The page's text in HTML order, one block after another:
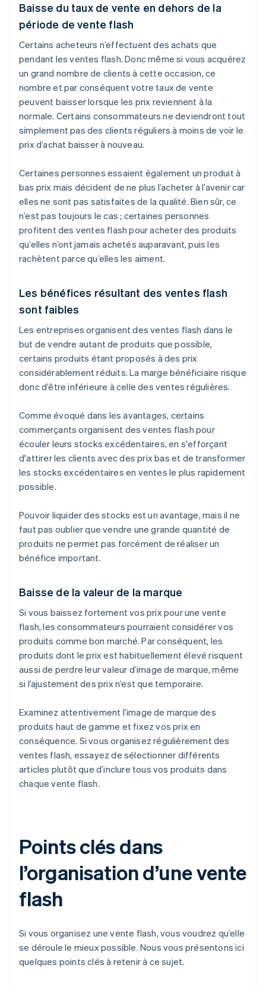
Baisse du taux de vente en dehors de la
période de vente flash
Certains acheteurs n’effectuent des achats que
pendant les ventes flash. Donc même si vous acquérez
un grand nombre de clients à cette occasion, ce
nombre et par conséquent votre taux de vente
peuvent baisser lorsque les prix reviennent à la
normale. Certains consommateurs ne deviendront tout
simplement pas des clients réguliers à moins de voir le
prix d’achat baisser à nouveau.
Certaines personnes essaient également un produit à
bas prix mais décident de ne plus l’acheter à l’avenir car
elles ne sont pas satisfaites de la qualité. Bien sûr, ce
n’est pas toujours le cas ; certaines personnes
profitent des ventes flash pour acheter des produits
qu’elles n’ont jamais achetés auparavant, puis les
rachètent parce qu’elles les aiment.
Les bénéfices résultant des ventes flash
sont faibles
Les entreprises organisent des ventes flash dans le
but de vendre autant de produits que possible,
certains produits étant proposés à des prix
considérablement réduits. La marge bénéficiaire risque
donc d’être inférieure à celle des ventes régulières.
Comme évoqué dans les avantages, certains
commerçants organisent des ventes flash pour
écouler leurs stocks excédentaires, en s'efforçant
d'attirer les clients avec des prix bas et de transformer
les stocks excédentaires en ventes le plus rapidement
possible.
Pouvoir liquider des stocks est un avantage, mais il ne
faut pas oublier que vendre une grande quantité de
produits ne permet pas forcément de réaliser un
bénéfice important.
Baisse de la valeur de la marque
Si vous baissez fortement vos prix pour une vente
flash, les consommateurs pourraient considérer vos
produits comme bon marché. Par conséquent, les
produits dont le prix est habituellement élevé risquent
aussi de perdre leur valeur d’image de marque, même
si l’ajustement des prix n’est que temporaire.
Examinez attentivement l’image de marque des
produits haut de gamme et fixez vos prix en
conséquence. Si vous organisez régulièrement des
ventes flash, essayez de sélectionner différents
articles plutôt que d’inclure tous vos produits dans
chaque vente flash.
Points clés dans
l’organisation d’une vente
flash
Si vous organisez une vente flash, vous voudrez qu’elle
se déroule le mieux possible. Nous vous présentons ici
quelques points clés à retenir à ce sujet.